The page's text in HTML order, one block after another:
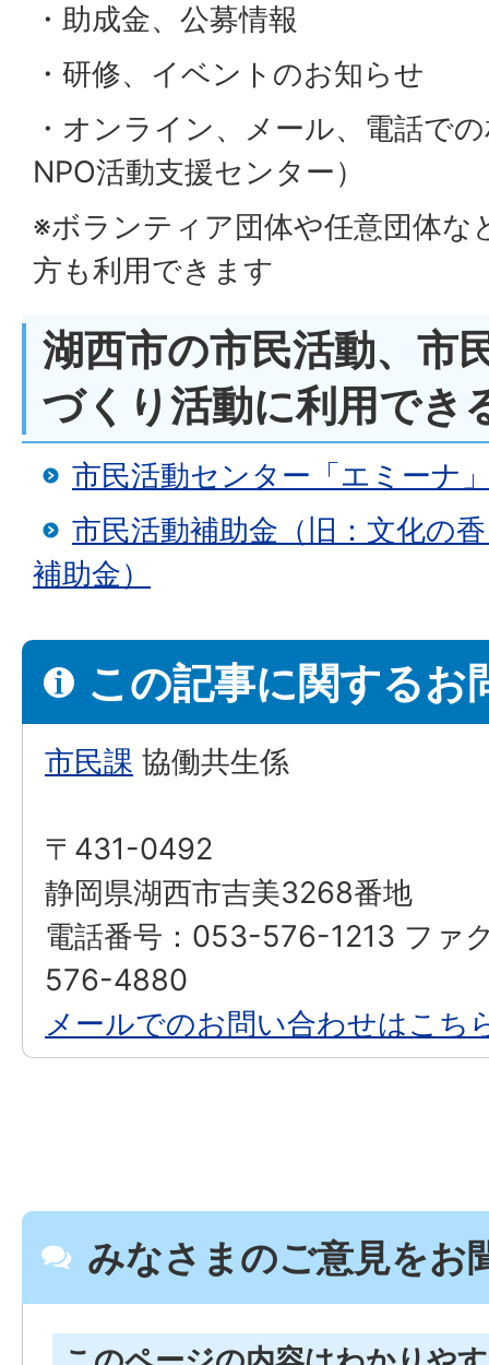
・助成金、公募情報
・研修、イベントのお知らせ
・オンライン、メール、電話で
NPO活動支援センター）
※ボランティア団体や任意団体な
方も利用できます
湖西市の市民活動、市
づくり活動に利用でき
市民活動センター「エミーナ
市民活動補助金（旧：文化の
補助金）
この記事に関するお
市民課 協働共生係
〒431-0492
静岡県湖西市吉美3268番地
電話番号：053-576-1213 ファ
576-4880
メールでのお問い合わせはこち
みなさまのご意見をお